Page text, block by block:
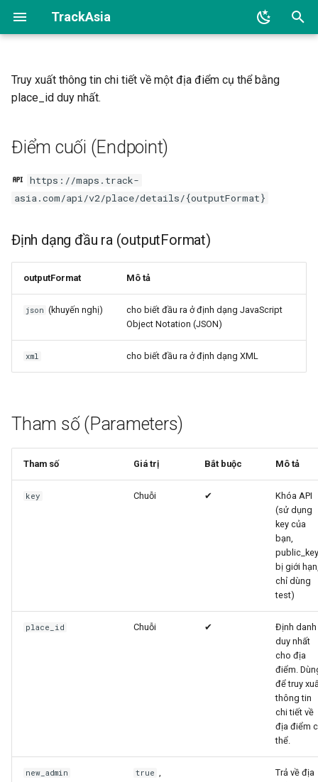
TrackAsia
i
i
a
h
Điểm cuối (Endpoint)
(outputFormat)
Tham số (Parameters)
Phản hồi
Các bước tiếp theo
Truy xuất thông tin chi tiết về một địa điểm cụ thể bằng
place_id duy nhất.
Điểm cuối (Endpoint)
https://maps.track-
asia.com/api/v2/place/details/{outputFormat}
Định dạng đầu ra (outputFormat)
outputFormat Mô tả
json (khuyến nghị)
cho biết đầu ra ở định dạng JavaScript
Object Notation (JSON)
xml cho biết đầu ra ở định dạng XML
Tham số (Parameters)
Tham số Giá trị Bắt buộc Mô tả
key Chuỗi ✔
Khóa API
(sử dụng
key của
bạn,
public_key
bị giới
chỉ dùng
test)
place_id Chuỗi ✔
Định danh
duy nhất
cho địa
điểm.
để truy
thông tin
chi tiết về
địa điểm
thể.
new_admin true ,
Trả về địa